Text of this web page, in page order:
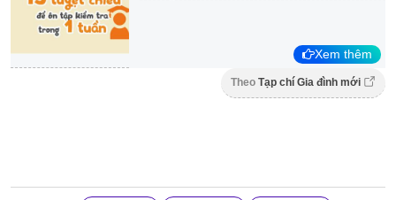
Xem thêm
Theo Tạp chí Gia đình mới